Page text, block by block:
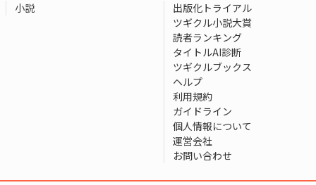
小説
出版化トライアル
ツギクル小説大賞
読者ランキング
タイトルAI診断
ツギクルブックス
ヘルプ
利用規約
ガイドライン
個人情報について
運営会社
お問い合わせ